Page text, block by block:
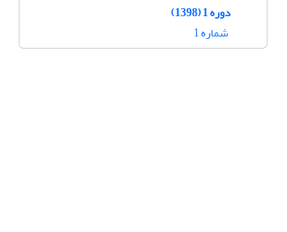
دوره 1 (1398)
شماره 1